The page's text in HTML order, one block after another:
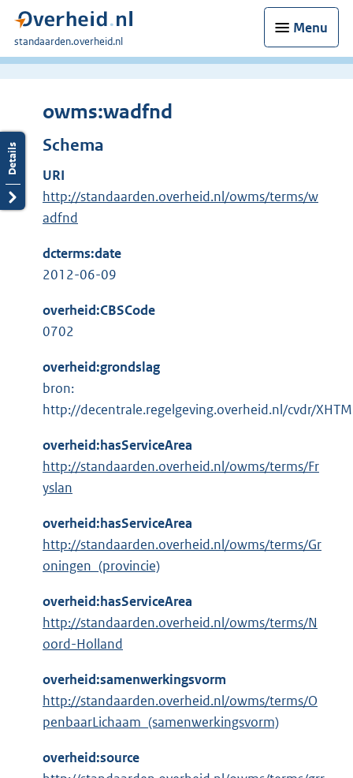
Menu
U
bent
standaarden.overheid.nl
owms:wadfnd
Schema
URI
http://standaarden.overheid.nl/owms/terms/w
adfnd
dcterms:date
2012-06-09
overheid:CBSCode
0702
overheid:grondslag
bron:
http://decentrale.regelgeving.overheid.nl/cvdr/
overheid:hasServiceArea
http://standaarden.overheid.nl/owms/terms/Fr
yslan
overheid:hasServiceArea
http://standaarden.overheid.nl/owms/terms/Gr
oningen_(provincie)
overheid:hasServiceArea
http://standaarden.overheid.nl/owms/terms/N
oord-Holland
overheid:samenwerkingsvorm
http://standaarden.overheid.nl/owms/terms/O
penbaarLichaam_(samenwerkingsvorm)
overheid:source